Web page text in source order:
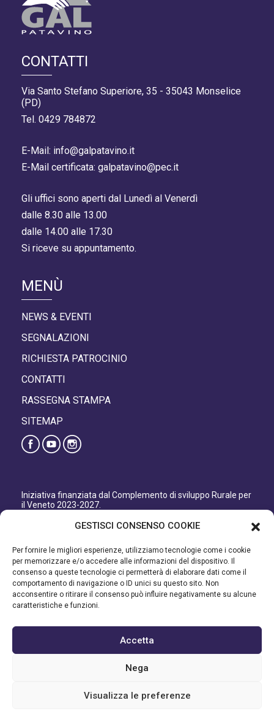
GESTISCI CONSENSO COOKIE
Per fornire le migliori esperienze, utilizziamo tecnologie come i cookie
per memorizzare e/o accedere alle informazioni del dispositivo. Il
consenso a queste tecnologie ci permetterà di elaborare dati come il
comportamento di navigazione o ID unici su questo sito. Non
acconsentire o ritirare il consenso può influire negativamente su alcune
caratteristiche e funzioni.
Accetta
Nega
Visualizza le preferenze
CONTATTI
Via Santo Stefano Superiore, 35 - 35043 Monselice
(PD)
Tel. 0429 784872
E-Mail: info@galpatavino.it
E-Mail certificata: galpatavino@pec.it
Gli uffici sono aperti dal Lunedì al Venerdì
dalle 8.30 alle 13.00
dalle 14.00 alle 17.30
Si riceve su appuntamento.
MENÙ
NEWS & EVENTI
SEGNALAZIONI
RICHIESTA PATROCINIO
CONTATTI
RASSEGNA STAMPA
SITEMAP
Iniziativa finanziata dal Complemento di sviluppo Rurale per
il Veneto 2023-2027.
Direzione AdG FEASR Bonifica e Irrigazione.
Iniziativa finanziata dal Programma di Sviluppo Rurale per il
Veneto 2014-2022.
Organismo responsabile dell’informazione: GAL Patavino.
334232 – C.F e P.IVA 03748880287 - All Right Reserved